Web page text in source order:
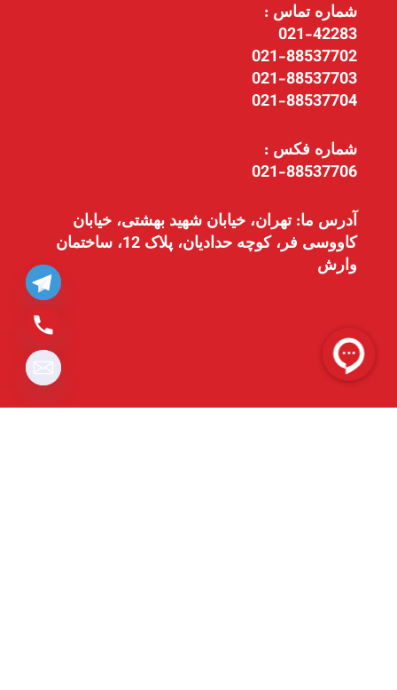
شماره تماس :
021-42283
021-88537702
021-88537703
021-88537704
شماره فکس :
021-88537706
آدرس ما: تهران، خیابان شهید بهشتی، خیابان
کاووسی فر، کوچه حدادیان، پلاک 12، ساختمان
وارش